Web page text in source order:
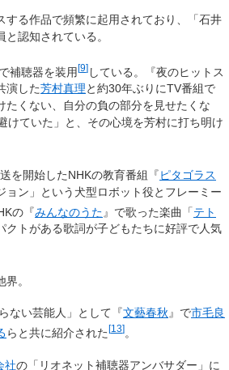
する作品で頻繁に起用されており、「石井
と認知されている。
で補聴器を装用[9] している。『夜のヒットス
演した芳村真理と約30年ぶりにTV番組で
たくない、自分の負の部分を見せたくな
けていた」と、その心境を芳村に打ち明け
を開始したNHKの教育番組『ピタゴラス
ョン」という犬型ロボット役とフレーミー
の『みんなのうた 』で歌った楽曲「テト
クトがある歌詞が子どもたちに好評で人気
。
ない芸能人」として『文藝春秋』で市毛良
らと共に紹介された [13] 。
社の「リオネット補聴器アンバサダー」に